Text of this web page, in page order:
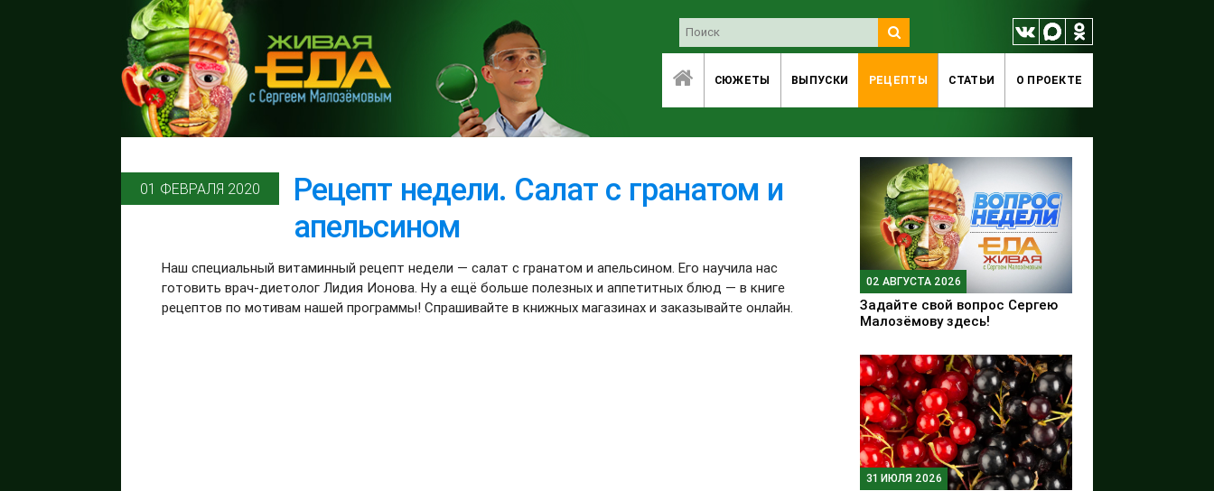
СЮЖЕТЫ ВЫПУСКИ РЕЦЕПТЫ СТАТЬИ O ПРОЕКТЕ
01 ФЕВРАЛЯ 2020
Рецепт недели. Салат с гранатом и
апельсином
Наш специальный витаминный рецепт недели — салат с гранатом и апельсином. Его научила нас
готовить врач-диетолог Лидия Ионова. Ну а ещё больше полезных и аппетитных блюд — в книге
рецептов по мотивам нашей программы! Спрашивайте в книжных магазинах и заказывайте онлайн.
02 АВГУСТА 2026
Задайте свой вопрос Сергею
Малозёмову здесь!
31 ИЮЛЯ 2026